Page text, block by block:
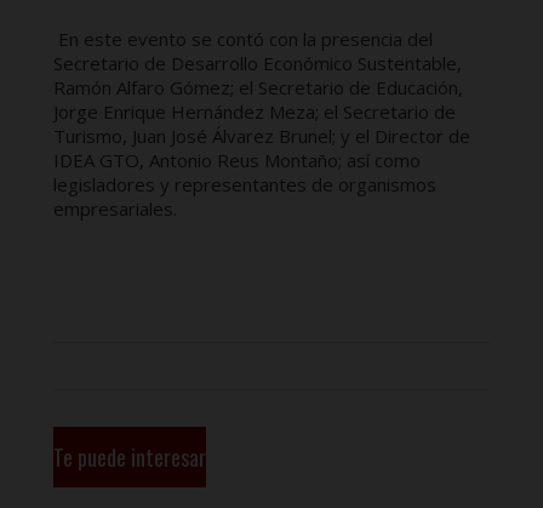
En este evento se contó con la presencia del
Secretario de Desarrollo Económico Sustentable,
Ramón Alfaro Gómez; el Secretario de Educación,
Jorge Enrique Hernández Meza; el Secretario de
Turismo, Juan José Álvarez Brunel; y el Director de
IDEA GTO, Antonio Reus Montaño; así como
legisladores y representantes de organismos
empresariales.
Te puede interesar